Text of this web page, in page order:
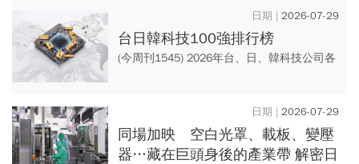
麼樣的展望與成績單，聯發科股價在6月一度
直逼5000元...
2026-07-29
台日韓科技100強排行榜
(今周刊1545) 2026年台、日、韓科技公司各
2026-07-29
同場加映 空白光罩、載板、變壓
器…藏在巨頭身後的產業帶 解密日